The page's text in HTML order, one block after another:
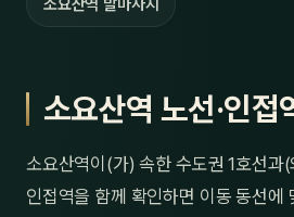
소요산역 발마사지
소요산역 노선·인접
소요산역이(가) 속한 수도권 1호선과(
인접역을 함께 확인하면 이동 동선에